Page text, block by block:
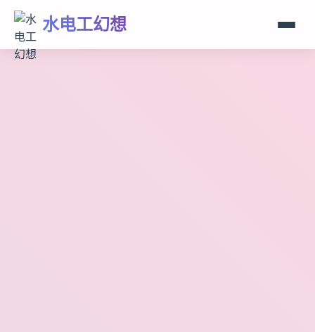
水电工幻想